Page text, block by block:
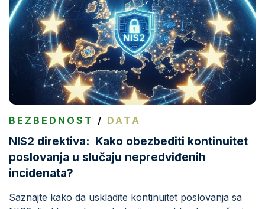
BEZBEDNOST / DATA
NIS2 direktiva: Kako obezbediti kontinuitet
poslovanja u slučaju nepredviđenih
incidenata?
Saznajte kako da uskladite kontinuitet poslovanja sa